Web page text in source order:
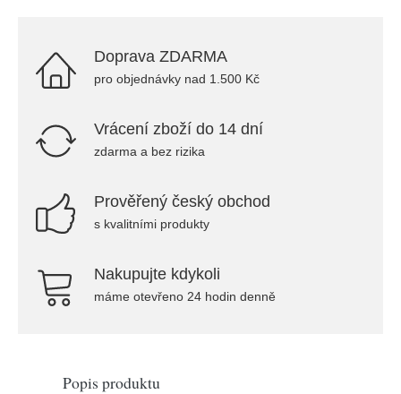
Doprava ZDARMA
pro objednávky nad 1.500 Kč
Vrácení zboží do 14 dní
zdarma a bez rizika
Prověřený český obchod
s kvalitními produkty
Nakupujte kdykoli
máme otevřeno 24 hodin denně
Popis produktu